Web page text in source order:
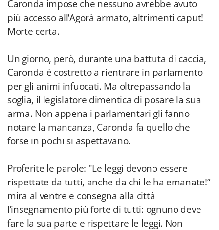
Caronda impose che nessuno avrebbe avuto
più accesso all’Agorà armato, altrimenti caput!
Morte certa.
Un giorno, però, durante una battuta di caccia,
Caronda è costretto a rientrare in parlamento
per gli animi infuocati. Ma oltrepassando la
soglia, il legislatore dimentica di posare la sua
arma. Non appena i parlamentari gli fanno
notare la mancanza, Caronda fa quello che
forse in pochi si aspettavano.
Proferite le parole: "Le leggi devono essere
rispettate da tutti, anche da chi le ha emanate!”
mira al ventre e consegna alla città
l’insegnamento più forte di tutti: ognuno deve
fare la sua parte e rispettare le leggi. Non